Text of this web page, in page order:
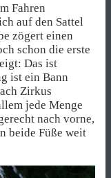
Fahren
auf den Sattel
zögert einen
schon die erste
Das ist
ist ein Bann
Zirkus
jede Menge
nach vorne,
beide Füße weit